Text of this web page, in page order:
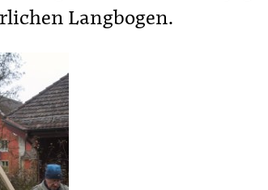
Langbogen.